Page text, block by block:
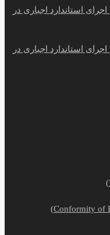
استاندارد اجباری در
استاندارد اجباری در